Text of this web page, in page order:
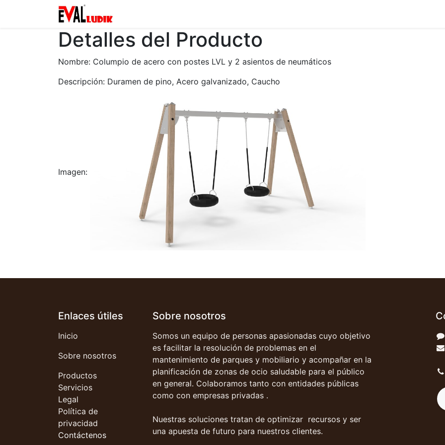
Detalles del Producto
Nombre: Columpio de acero con postes LVL y 2 asientos de neumáticos
Descripción: Duramen de pino, Acero galvanizado, Caucho
Imagen:
Enlaces útiles
Inicio
Sobre nosotros
Productos
Servicios
Legal
Política de
privacidad
Contáctenos
Sobre nosotros
Somos un equipo de personas apasionadas cuyo objetivo
es facilitar la resolución de problemas en el
mantenimiento de parques y mobiliario y acompañar en la
planificación de zonas de ocio saludable para el público
en general. Colaboramos tanto con entidades públicas
como con empresas privadas .
Nuestras soluciones tratan de optimizar recursos y ser
una apuesta de futuro para nuestros clientes.